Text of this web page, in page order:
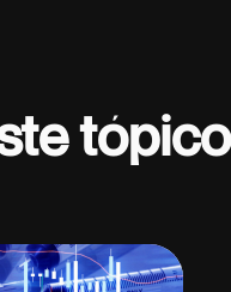
tópico